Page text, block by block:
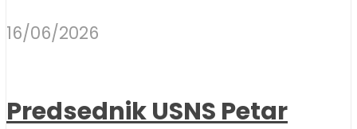
16/06/2026
Predsednik USNS Petar